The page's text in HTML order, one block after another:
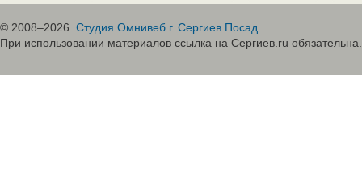
© 2008–2026. Студия Омнивеб г. Сергиев Посад
При использовании материалов ссылка на Сергиев.ru обязательна.